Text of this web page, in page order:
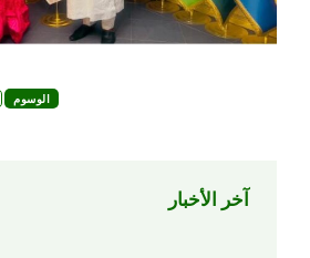
الوسوم
آخر الأخبار